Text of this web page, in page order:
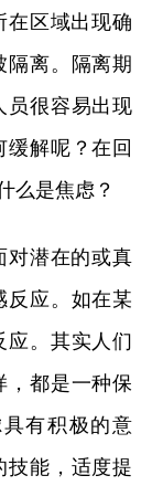
在区域出现确
隔离。隔离期
员很容易出现
解呢？在回
么是焦虑？
对潜在的或真
反应。如在某
应。其实人们
，都是一种保
有积极的意
技能，适度提